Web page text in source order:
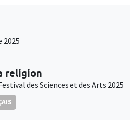
2025
religion
des Sciences et des Arts 2025